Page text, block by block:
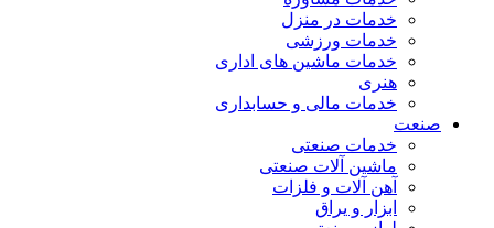
خدمات در منزل
خدمات ورزشی
خدمات ماشین های اداری
هنری
خدمات مالی و حسابداری
صنعت
خدمات صنعتی
ماشین آلات صنعتی
آهن آلات و فلزات
ابزار و یراق